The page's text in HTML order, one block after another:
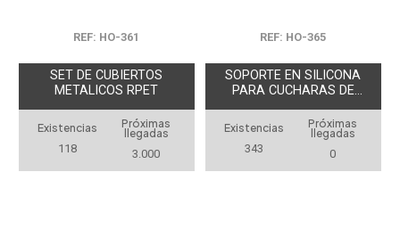
REF: HO-361
SET DE CUBIERTOS
METALICOS RPET
Existencias
118
Próximas
llegadas
3.000
REF: HO-365
SOPORTE EN SILICONA
PARA CUCHARAS DE
Existencias
343
Próximas
llegadas
0